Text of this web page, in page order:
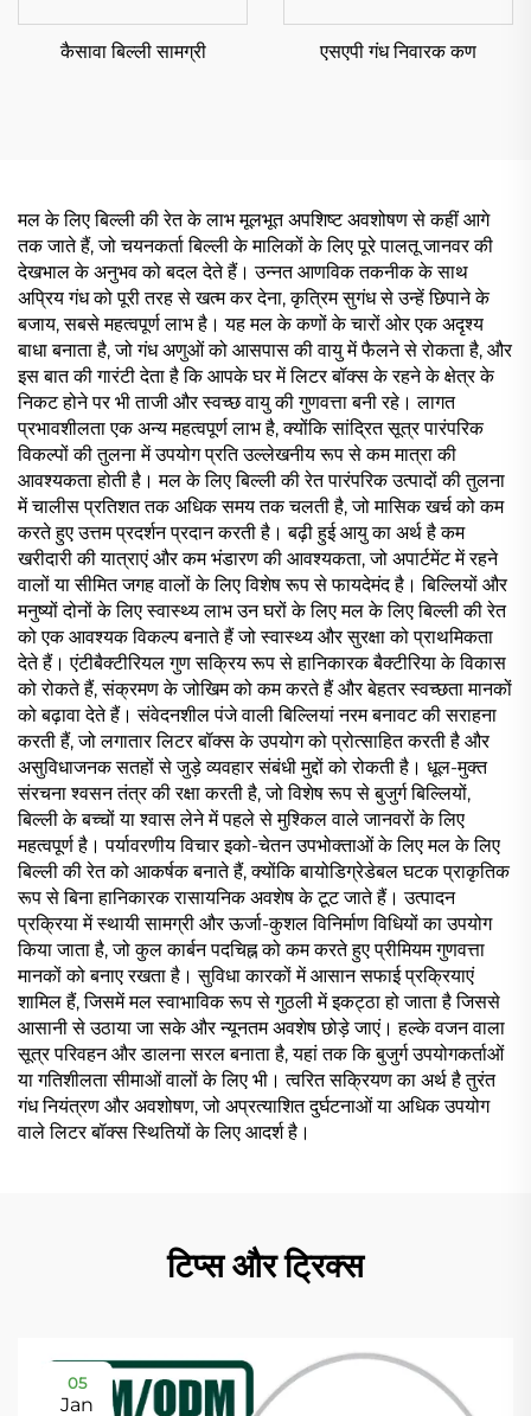
कैसावा बिल्ली सामग्री एसएपी गंध निवारक कण
मल के लिए बिल्ली की रेत के लाभ मूलभूत अपशिष्ट अवशोषण से कहीं आगे
तक जाते हैं, जो चयनकर्ता बिल्ली के मालिकों के लिए पूरे पालतू जानवर की
देखभाल के अनुभव को बदल देते हैं। उन्नत आणविक तकनीक के साथ
अप्रिय गंध को पूरी तरह से खत्म कर देना, कृत्रिम सुगंध से उन्हें छिपाने के
बजाय, सबसे महत्वपूर्ण लाभ है। यह मल के कणों के चारों ओर एक अदृश्य
बाधा बनाता है, जो गंध अणुओं को आसपास की वायु में फैलने से रोकता है, और
इस बात की गारंटी देता है कि आपके घर में लिटर बॉक्स के रहने के क्षेत्र के
निकट होने पर भी ताजी और स्वच्छ वायु की गुणवत्ता बनी रहे। लागत
प्रभावशीलता एक अन्य महत्वपूर्ण लाभ है, क्योंकि सांद्रित सूत्र पारंपरिक
विकल्पों की तुलना में उपयोग प्रति उल्लेखनीय रूप से कम मात्रा की
आवश्यकता होती है। मल के लिए बिल्ली की रेत पारंपरिक उत्पादों की तुलना
में चालीस प्रतिशत तक अधिक समय तक चलती है, जो मासिक खर्च को कम
करते हुए उत्तम प्रदर्शन प्रदान करती है। बढ़ी हुई आयु का अर्थ है कम
खरीदारी की यात्राएं और कम भंडारण की आवश्यकता, जो अपार्टमेंट में रहने
वालों या सीमित जगह वालों के लिए विशेष रूप से फायदेमंद है। बिल्लियों और
मनुष्यों दोनों के लिए स्वास्थ्य लाभ उन घरों के लिए मल के लिए बिल्ली की रेत
को एक आवश्यक विकल्प बनाते हैं जो स्वास्थ्य और सुरक्षा को प्राथमिकता
देते हैं। एंटीबैक्टीरियल गुण सक्रिय रूप से हानिकारक बैक्टीरिया के विकास
को रोकते हैं, संक्रमण के जोखिम को कम करते हैं और बेहतर स्वच्छता मानकों
को बढ़ावा देते हैं। संवेदनशील पंजे वाली बिल्लियां नरम बनावट की सराहना
करती हैं, जो लगातार लिटर बॉक्स के उपयोग को प्रोत्साहित करती है और
असुविधाजनक सतहों से जुड़े व्यवहार संबंधी मुद्दों को रोकती है। धूल-मुक्त
संरचना श्वसन तंत्र की रक्षा करती है, जो विशेष रूप से बुजुर्ग बिल्लियों,
बिल्ली के बच्चों या श्वास लेने में पहले से मुश्किल वाले जानवरों के लिए
महत्वपूर्ण है। पर्यावरणीय विचार इको-चेतन उपभोक्ताओं के लिए मल के लिए
बिल्ली की रेत को आकर्षक बनाते हैं, क्योंकि बायोडिग्रेडेबल घटक प्राकृतिक
रूप से बिना हानिकारक रासायनिक अवशेष के टूट जाते हैं। उत्पादन
प्रक्रिया में स्थायी सामग्री और ऊर्जा-कुशल विनिर्माण विधियों का उपयोग
किया जाता है, जो कुल कार्बन पदचिह्न को कम करते हुए प्रीमियम गुणवत्ता
मानकों को बनाए रखता है। सुविधा कारकों में आसान सफाई प्रक्रियाएं
शामिल हैं, जिसमें मल स्वाभाविक रूप से गुठली में इकट्ठा हो जाता है जिससे
आसानी से उठाया जा सके और न्यूनतम अवशेष छोड़े जाएं। हल्के वजन वाला
सूत्र परिवहन और डालना सरल बनाता है, यहां तक कि बुजुर्ग उपयोगकर्ताओं
या गतिशीलता सीमाओं वालों के लिए भी। त्वरित सक्रियण का अर्थ है तुरंत
गंध नियंत्रण और अवशोषण, जो अप्रत्याशित दुर्घटनाओं या अधिक उपयोग
वाले लिटर बॉक्स स्थितियों के लिए आदर्श है।
टिप्स और ट्रिक्स
05
Jan